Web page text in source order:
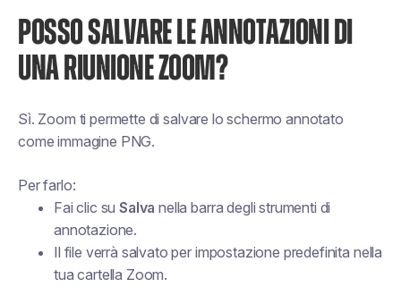
POSSO SALVARE LE ANNOTAZIONI DI
UNA RIUNIONE ZOOM?
Sì. Zoom ti permette di salvare lo schermo annotato
come immagine PNG.
Per farlo:
Fai clic suSalva nella barra degli strumenti di
annotazione.
Il file verrà salvato per impostazione predefinita nella
tua cartella Zoom.